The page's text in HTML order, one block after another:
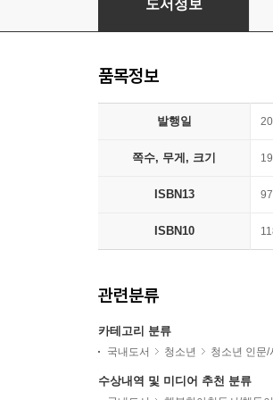
도서정보
품목정보
발행일
쪽수, 무게, 크기
ISBN13
ISBN10
관련분류
카테고리 분류
국내도서 청소년 청소년 인문/
수상내역 및 미디어 추천 분류